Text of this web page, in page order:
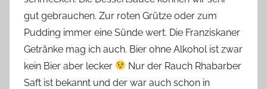
gut gebrauchen. Zur roten Grütze oder zum
Pudding immer eine Sünde wert. Die Franziskaner
Getränke mag ich auch. Bier ohne Alkohol ist zwar
kein Bier aber lecker
Nur der Rauch Rhabarber
Saft ist bekannt und der war auch schon in